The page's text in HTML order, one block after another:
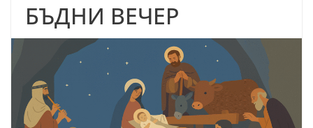
БЪДНИ ВЕЧЕР